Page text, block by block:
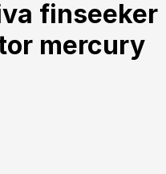
finseeker
mercury